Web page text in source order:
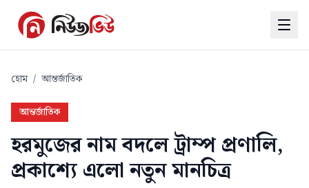
হোম / আন্তর্জাতিক
আন্তর্জাতিক
হরমুজের নাম বদলে ট্রাম্প প্রণালি,
প্রকাশ্যে এলো নতুন মানচিত্র